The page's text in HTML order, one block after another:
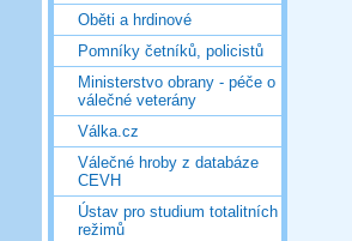
Oběti a hrdinové
Pomníky četníků, policistů
Ministerstvo obrany - péče o
válečné veterány
Válka.cz
Válečné hroby z databáze
CEVH
Ústav pro studium totalitních
režimů